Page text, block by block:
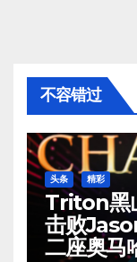
不容错过
头条 精彩
Triton黑
击败
二座奥马